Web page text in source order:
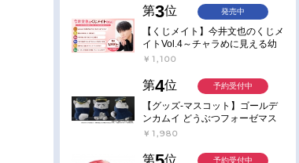
第3位
【くじメイト】今井文也のくじメ
イトVol.4～チャラめに見える幼
馴染、実は一途で独占欲が強いん
￥1,100
発売中
第4位
【グッズ-マスコット】ゴールデ
ンカムイ どうぶつフォーゼマス
コット 5.月島軍曹【再販】
￥1,980
予約受付中
第 位 予約受付中